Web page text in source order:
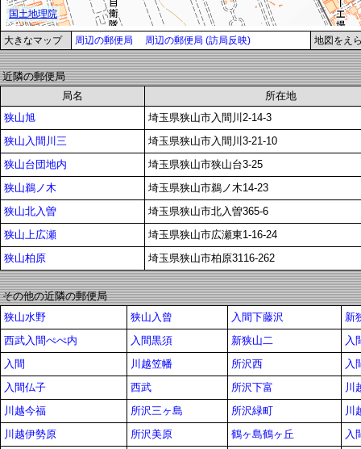
大きなマップ 周辺の郵便局 周辺の郵便局 (訪局反映) 地図をえ
近隣の郵便局
局名
所在地
狭山旭
埼玉県狭山市入間川2-14-3
狭山入間川三
埼玉県狭山市入間川3-21-10
狭山台団地内
埼玉県狭山市狭山台3-25
狭山鵜ノ木
埼玉県狭山市鵜ノ木14-23
狭山北入曽
埼玉県狭山市北入曽365-6
狭山上広瀬
埼玉県狭山市広瀬東1-16-24
狭山柏原
埼玉県狭山市柏原3116-262
その他の近隣の郵便局
狭山水野
狭山入曾 入間下藤沢
新
西武入間ぺぺ内
入間黒須 新狭山二
入
入間
川越笠幡 所沢西
入
入間仏子
西武 所沢下富
川
川越今福
所沢三ヶ島 所沢緑町
川
川越伊勢原
所沢美原 鶴ヶ島鶴ヶ丘
入